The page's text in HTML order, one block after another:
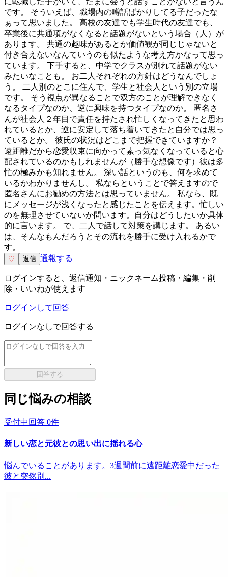
です。 そういえば、職場内の噂話ばかりしてる子だったな
ぁって思いました。 高校の友達でも学生時代の友達でも、
卒業後に共通項がなくなると話題がないという場合（人）が
あります。 共通の趣味があるとか価値観が同じじゃないと
付き合えないなんていうのも似たような考え方かなって思っ
ています。 下手すると、中学でクラスが別れて話題がない
みたいなことも。 お二人それぞれの方針はどうなんでしょ
う。 二人別のとこに住んで、学生と社会人という別の立場
です。 そう視点が異なることで双方のことが理解できなく
なるタイプなのか、逆に興味を持つタイプなのか。 匿名さ
んが社会人２年目で責任を持たされ忙しくなってきたと思わ
れているとか、逆に安定して落ち着いてきたと自分では思っ
ているとか。 彼氏の状況はどこまで把握できていますか？
遠距離だから恋愛収束に向かって素っ気なくなっていると心
配されているのかもしれませんが（勝手な想像です）彼は多
忙の極みかも知れません。 深い話というのも、何を求めて
いるかわかりませんし。 私ならということで答えますので
匿名さんにお勧めの方法とは思っていません。 私なら、既
にメッセージが浅くなったと感じたことを伝えます。忙しい
のを無理させていないか問います。自分はどうしたいか具体
的に言います。 で、二人で話して対策を講じます。 あるい
は、そんなもんだろうとその流れを勝手に受け入れるかで
す。
♡ 返信 通報する
ログインすると、返信通知・ニックネーム投稿・編集・削
除・いいねが使えます
ログインして回答
ログインなしで回答する
回答する
同じ悩みの相談
受付中 回答 0件
新しい恋と元彼との思い出に揺れる心
悩んでいることがあります。3週間前に遠距離恋愛中だった
彼と突然別...